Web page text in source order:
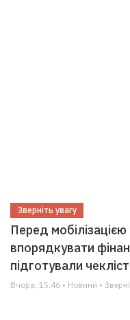
Зверніть увагу
Перед
впорядкувати
підготували чекліст
Вчора, 15:46 • Новини •